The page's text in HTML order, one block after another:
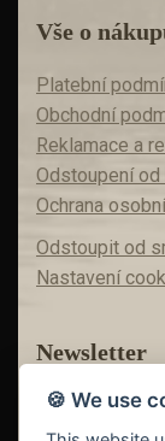
Vše o
Platební
Obchodní
Reklamace a
Odstoupení
Ochrana
Odstoupit od
Nastavení
Newsletter
Máte zájem o
Teď už vám nic
🍪 We use